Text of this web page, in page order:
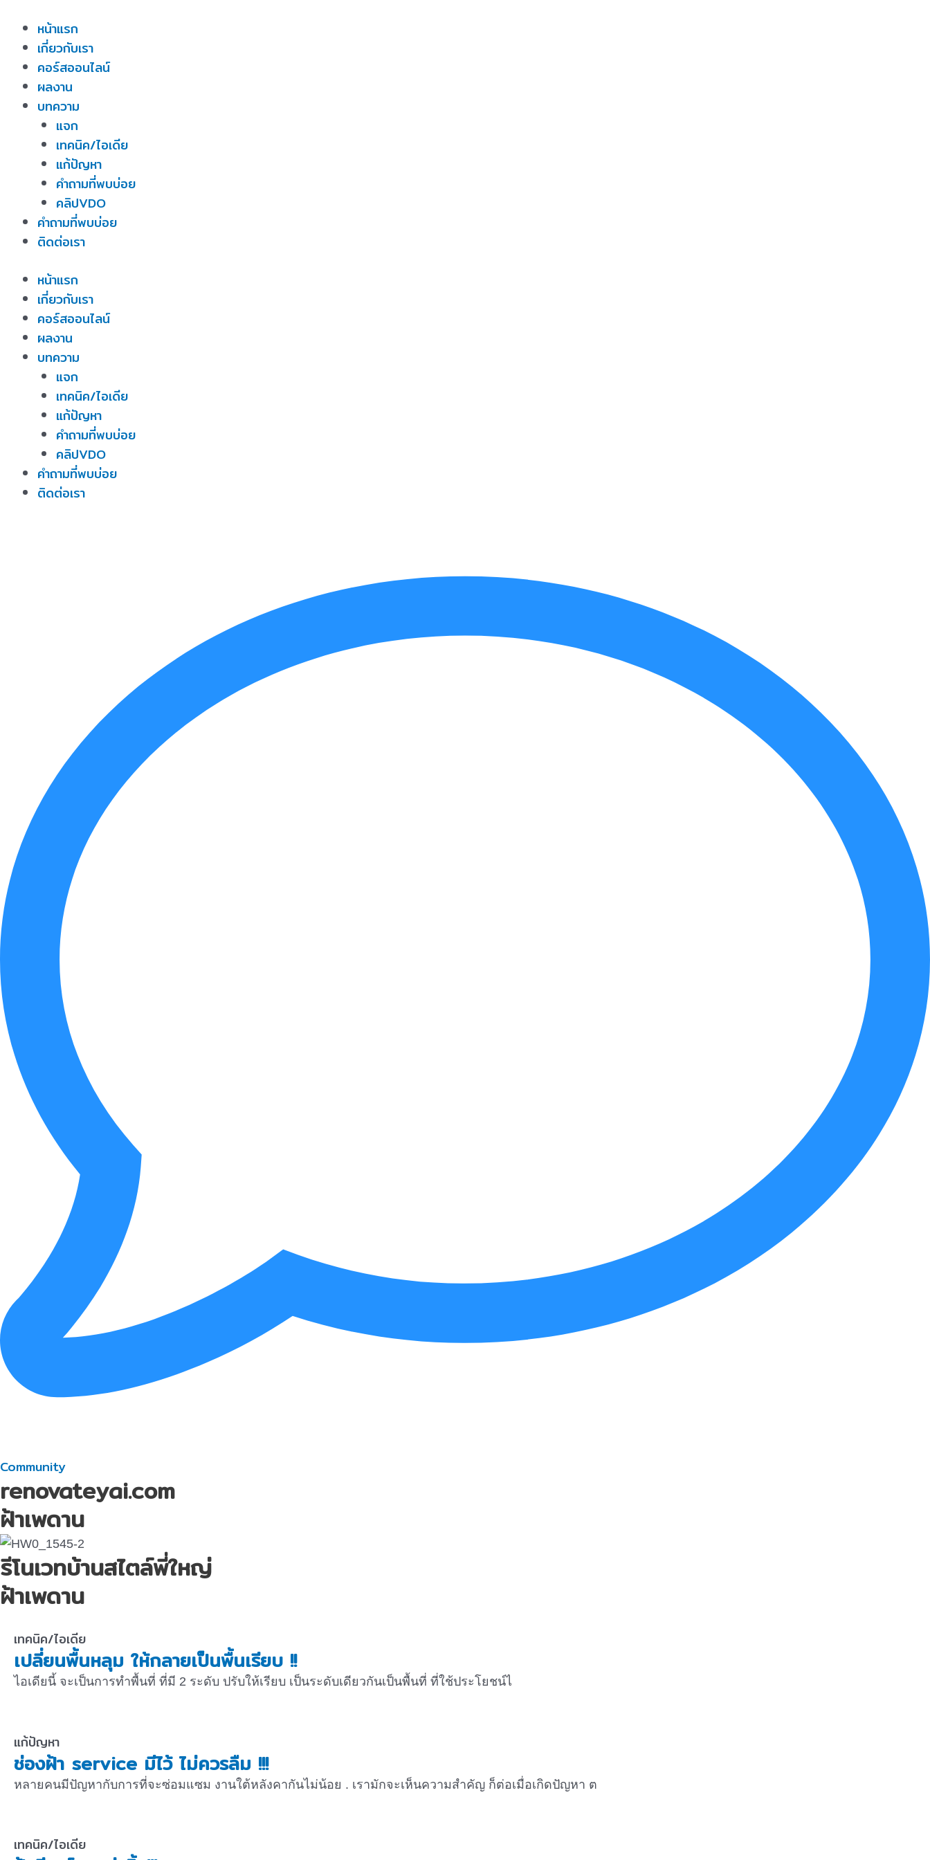
content
หน้าแรก
เกี่ยวกับเรา
คอร์สออนไลน์
ผลงาน
บทความ
แจก
เทคนิค/ไอเดีย
แก้ปัญหา
คำถามที่พบบ่อย
คลิปVDO
คำถามที่พบบ่อย
ติดต่อเรา
หน้าแรก
เกี่ยวกับเรา
คอร์สออนไลน์
ผลงาน
บทความ
แจก
เทคนิค/ไอเดีย
แก้ปัญหา
คำถามที่พบบ่อย
คลิปVDO
คำถามที่พบบ่อย
ติดต่อเรา
Community
renovateyai.com
ฝ้าเพดาน
รีโนเวทบ้านสไตล์พี่ใหญ่
ฝ้าเพดาน
เทคนิค/ไอเดีย
เปลี่ยนพื้นหลุม ให้กลายเป็นพื้นเรียบ !!
ไอเดียนี้ จะเป็นการทำพื้นที่ ที่มี 2 ระดับ ปรับให้เรียบ เป็นระดับเดียวกันเป็นพื้นที่ ที่ใช้ประโยชน์ไ
แก้ปัญหา
ช่องฝ้า service มีไว้ ไม่ควรลืม !!!
หลายคนมีปัญหากับการที่จะซ่อมแซม งานใต้หลังคากันไม่น้อย . เรามักจะเห็นความสำคัญ ก็ต่อเมื่อเกิดปัญหา ต
เทคนิค/ไอเดีย